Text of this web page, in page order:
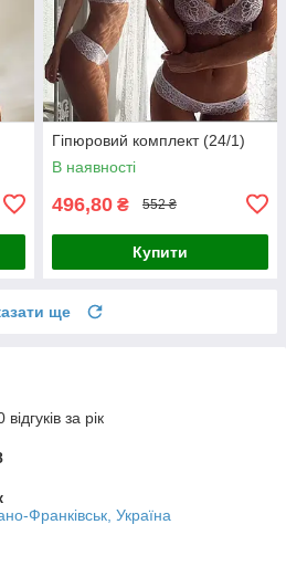
Гіпюровий комплект (24/1)
В наявності
496,80 ₴ 552 ₴
Купити
ще
за рік
Франківськ, Україна